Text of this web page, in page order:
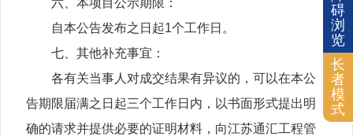
六、本项目公示期限：
自本公告发布之日起1个工作日。
七、其他补充事宜：
各有关当事人对成交结果有异议的，可以在本公
告期限届满之日起三个工作日内，以书面形式提出明
确的请求并提供必要的证明材料，向江苏通汇工程管
碍
浏
览
长
者
模
式